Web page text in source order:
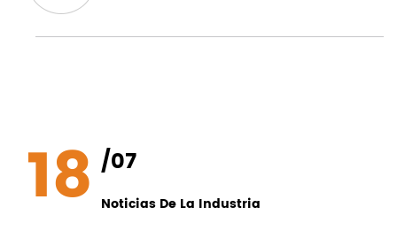
18 /07
Noticias De La Industria